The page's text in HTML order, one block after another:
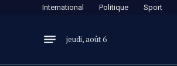
International Politique Sport
jeudi, août 6